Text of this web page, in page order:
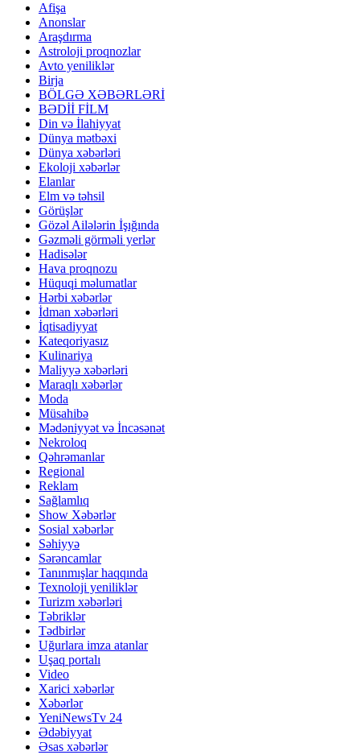
Afişa
Anonslar
Araşdırma
Astroloji proqnozlar
Avto yeniliklər
Birja
BÖLGƏ XƏBƏRLƏRİ
BƏDİİ FİLM
Din və İlahiyyat
Dünya mətbəxi
Dünya xəbərləri
Ekoloji xəbərlər
Elanlar
Elm və təhsil
Görüşlər
Gözəl Ailələrin İşığında
Gəzməli görməli yerlər
Hadisələr
Hava proqnozu
Hüquqi məlumatlar
Hərbi xəbərlər
İdman xəbərləri
İqtisadiyyat
Kateqoriyasız
Kulinariya
Maliyyə xəbərləri
Maraqlı xəbərlər
Moda
Müsahibə
Mədəniyyət və İncəsənət
Nekroloq
Qəhrəmanlar
Regional
Reklam
Sağlamlıq
Show Xəbərlər
Sosial xəbərlər
Səhiyyə
Sərəncamlar
Tanınmışlar haqqında
Texnoloji yeniliklər
Turizm xəbərləri
Təbriklər
Tədbirlər
Uğurlara imza atanlar
Uşaq portalı
Video
Xarici xəbərlər
Xəbərlər
YeniNewsTv 24
Ədəbiyyat
Əsas xəbərlər